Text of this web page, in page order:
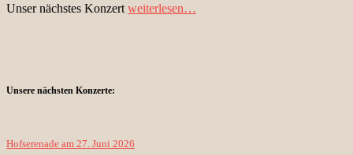
Unser nächstes Konzert weiterlesen…
Unsere nächsten Konzerte:
Hofserenade am 27. Juni 2026